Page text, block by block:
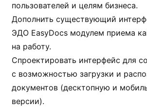
пользователей и целям бизнеса.
Дополнить существующий
ЭДО EasyDocs модулем приема
на работу.
Спроектировать интерфейс для
с возможностью загрузки и
документов (десктопную и
версии).